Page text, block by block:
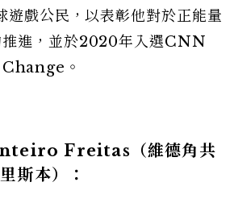
遊戲公民，以表彰他對於正能量
推進，並於2020年入選CNN
。
Freitas （維德角共
斯本）：